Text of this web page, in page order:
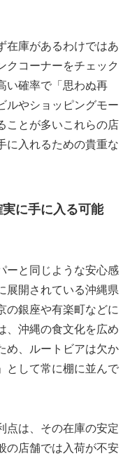
在庫があるわけではあ
クコーナーをチェック
い確率で「思わぬ再
ルやショッピングモー
ことが多いこれらの店
に入れるための貴重な
に手に入る可能
ーと同じような安心感
展開されている沖縄県
の銀座や有楽町などに
、沖縄の食文化を広め
め、ルートビアは欠か
として常に棚に並んで
点は、その在庫の安定
の店舗では入荷が不安